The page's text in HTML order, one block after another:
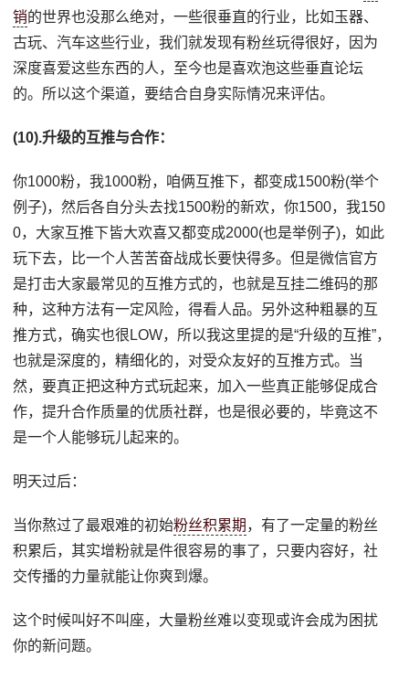
销的世界也没那么绝对，一些很垂直的行业，比如玉器、
古玩、汽车这些行业，我们就发现有粉丝玩得很好，因为
深度喜爱这些东西的人，至今也是喜欢泡这些垂直论坛
的。所以这个渠道，要结合自身实际情况来评估。
(10).升级的互推与合作：
你1000粉，我1000粉，咱俩互推下，都变成1500粉(举个
例子)，然后各自分头去找1500粉的新欢，你1500，我150
0，大家互推下皆大欢喜又都变成2000(也是举例子)，如此
玩下去，比一个人苦苦奋战成长要快得多。但是微信官方
是打击大家最常见的互推方式的，也就是互挂二维码的那
种，这种方法有一定风险，得看人品。另外这种粗暴的互
推方式，确实也很LOW，所以我这里提的是“升级的互推”，
也就是深度的，精细化的，对受众友好的互推方式。当
然，要真正把这种方式玩起来，加入一些真正能够促成合
作，提升合作质量的优质社群，也是很必要的，毕竟这不
是一个人能够玩儿起来的。
明天过后：
当你熬过了最艰难的初始粉丝积累期 ，有了一定量的粉丝
积累后，其实增粉就是件很容易的事了，只要内容好，社
交传播的力量就能让你爽到爆。
这个时候叫好不叫座，大量粉丝难以变现或许会成为困扰
你的新问题。